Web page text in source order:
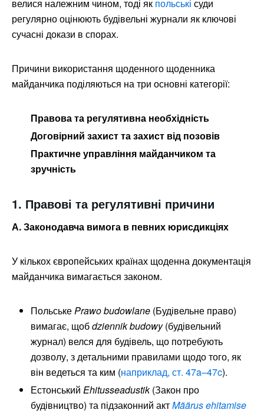
велися належним чином, тоді як польські суди
регулярно оцінюють будівельні журнали як ключові
сучасні докази в спорах.
Причини використання щоденного щоденника
майданчика поділяються на три основні категорії:
Правова та регулятивна необхідність
Договірний захист та захист від позовів
Практичне управління майданчиком та
зручність
1. Правові та регулятивні причини
А. Законодавча вимога в певних юрисдикціях
У кількох європейських країнах щоденна документація
майданчика вимагається законом.
ПольськеPrawo budowlane (Будівельне право)
вимагає, щобdziennik budowy(будівельний
журнал) велся для будівель, що потребують
дозволу, з детальними правилами щодо того, як
він ведеться та ким (наприклад, ст. 47a–47c).
Естонський Ehitusseadustik(Закон про
будівництво) та підзаконний актMäärus ehitamise